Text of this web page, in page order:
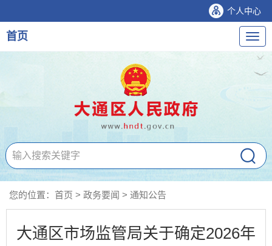
个人中心
导
航
首页
您的位置： 首页 > 政务要闻 > 通知公告
大通区市场监管局关于确定2026年